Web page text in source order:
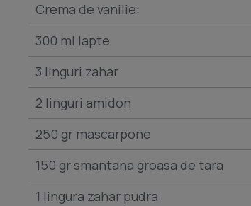
Crema de vanilie:
300 ml lapte
3 linguri zahar
2 linguri amidon
250 gr mascarpone
150 gr smantana groasa de tara
1 lingura zahar pudra